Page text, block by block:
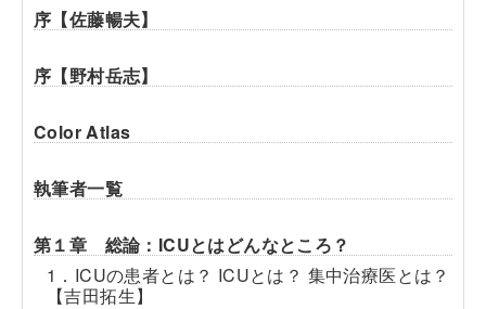
序【佐藤暢夫】
序【野村岳志】
Color Atlas
執筆者一覧
第１章 総論：ICUとはどんなところ？
1．ICUの患者とは？ ICUとは？ 集中治療医とは？
【吉田拓生】